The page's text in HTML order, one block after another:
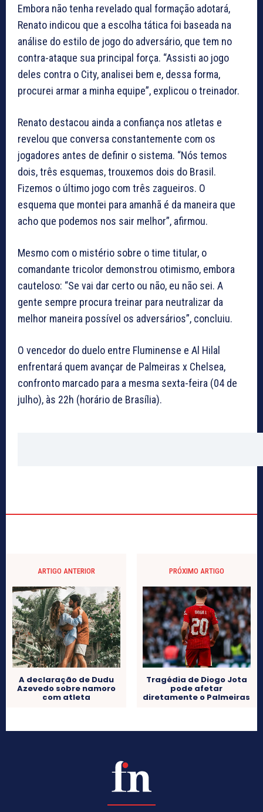
Embora não tenha revelado qual formação adotará,
Renato indicou que a escolha tática foi baseada na
análise do estilo de jogo do adversário, que tem no
contra-ataque sua principal força. “Assisti ao jogo
deles contra o City, analisei bem e, dessa forma,
procurei armar a minha equipe”, explicou o treinador.
Renato destacou ainda a confiança nos atletas e
revelou que conversa constantemente com os
jogadores antes de definir o sistema. “Nós temos
dois, três esquemas, trouxemos dois do Brasil.
Fizemos o último jogo com três zagueiros. O
esquema que montei para amanhã é da maneira que
acho que podemos nos sair melhor”, afirmou.
Mesmo com o mistério sobre o time titular, o
comandante tricolor demonstrou otimismo, embora
cauteloso: “Se vai dar certo ou não, eu não sei. A
gente sempre procura treinar para neutralizar da
melhor maneira possível os adversários”, concluiu.
O vencedor do duelo entre Fluminense e Al Hilal
enfrentará quem avançar de Palmeiras x Chelsea,
confronto marcado para a mesma sexta-feira (04 de
julho), às 22h (horário de Brasília).
ARTIGO ANTERIOR
A declaração de Dudu
Azevedo sobre namoro
com atleta
PRÓXIMO ARTIGO
Tragédia de Diogo Jota
pode afetar
diretamente o Palmeiras